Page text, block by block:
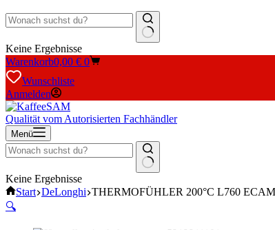
Keine Ergebnisse
Warenkorb0,00 € 0
Wunschliste
Anmelden
Qualität vom Autorisierten Fachhändler
Menü
Keine Ergebnisse
Start DeLonghi THERMOFÜHLER 200°C L760 ECAM
🔍